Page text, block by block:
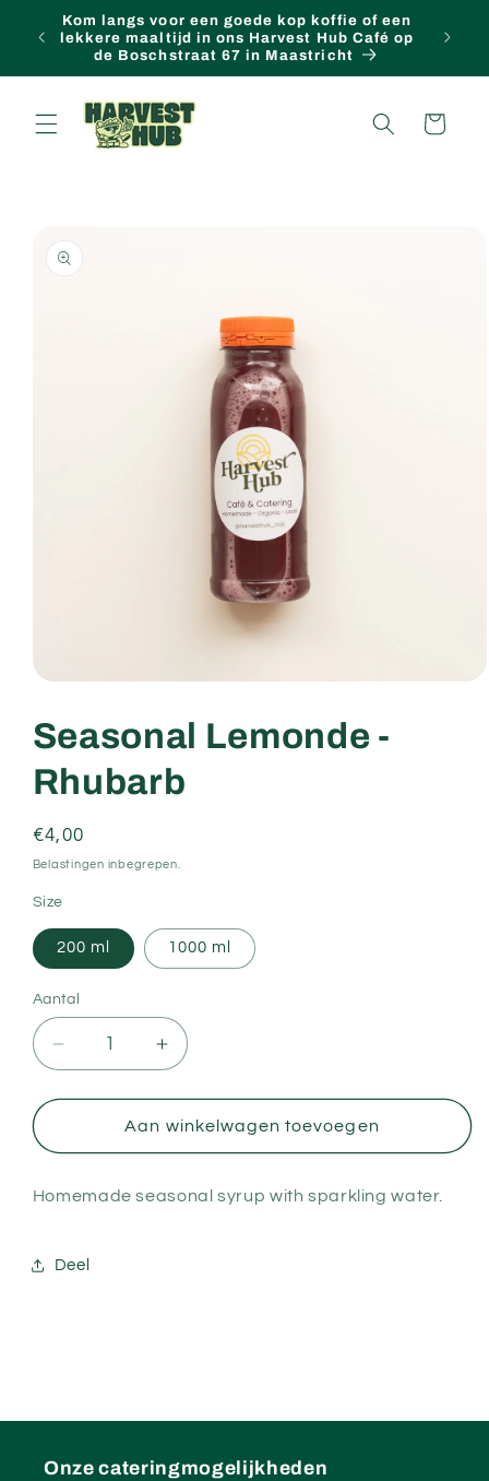
naar de content
Kom langs voor een goede kop koffie of een
lekkere maaltijd in ons Harvest Hub Café op
de Boschstraat 67 in Maastricht
FREE
Winkelwagen
naar productinformatie
Seasonal Lemonde -
Rhubarb
Normale prijs
€4,00
Belastingen inbegrepen.
Size
200 ml 1000 ml
Aantal
Aantal verlagen voor Seasonal Lemonde -
Aantal verhogen voor Seasonal
Aan winkelwagen toevoegen
Homemade seasonal syrup with sparkling water.
Deel
Onze cateringmogelijkheden